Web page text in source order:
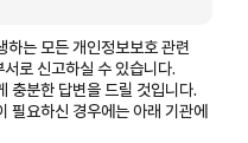
하는 모든 개인정보보호 관련
로 신고하실 수 있습니다.
충분한 답변을 드릴 것입니다.
필요하신 경우에는 아래 기관에